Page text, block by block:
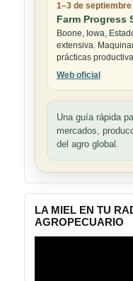
1–3 de septiembre
Farm Progress
Boone, Iowa,
extensiva.
prácticas
Web oficial
Una guía rápida
mercados,
del agro global.
LA MIEL EN TU
AGROPECUARIO